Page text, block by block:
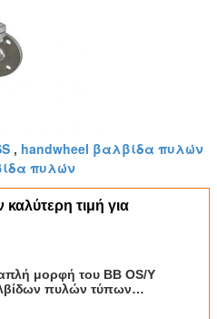
, handwheel βαλβίδα πυλών
πυλών
τιμή για
μορφή του BB OS/Y
πυλών τύπων